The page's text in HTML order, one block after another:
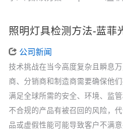
照明灯具检测方法-蓝菲
公司新闻
技术挑战在当今高度复杂且瞬息
商、分销商和制造商需要确保他
满足全球所需的安全、环境、监
不合规的产品有被召回的风险，
品或虚假性能可能导致客户不满